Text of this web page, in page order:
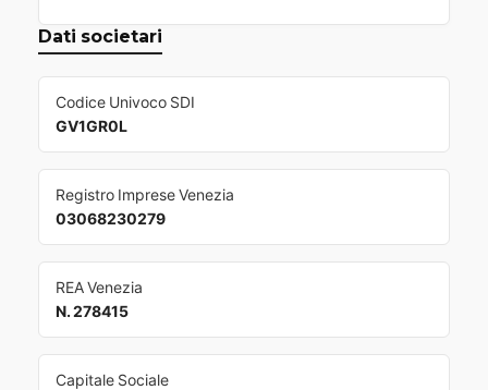
Dati societari
Codice Univoco SDI
GV1GR0L
Registro Imprese Venezia
03068230279
REA Venezia
N. 278415
Capitale Sociale